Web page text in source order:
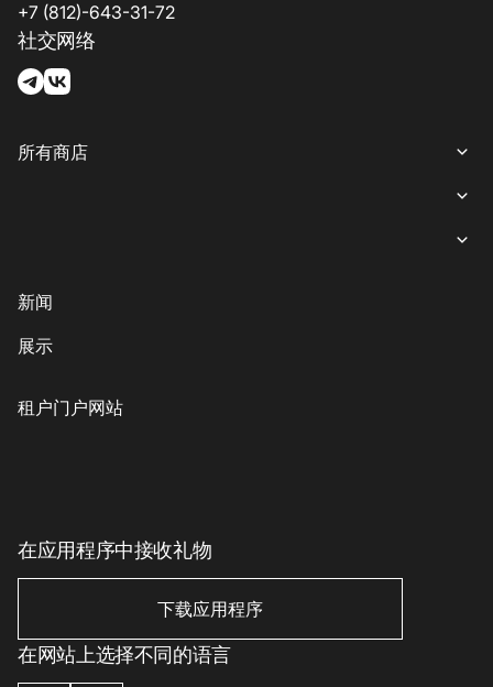
+7 (812)-643-31-72
社交网络
所有商店
鞋子与箱包
儿童商品
家居用品
coffee-sweets
格魯吉亞菜
素食主義者/素食主義者
客户服务
儿童服务
新闻
展示
租户门户网站
在应用程序中接收礼物
下载应用程序
在网站上选择不同的语言